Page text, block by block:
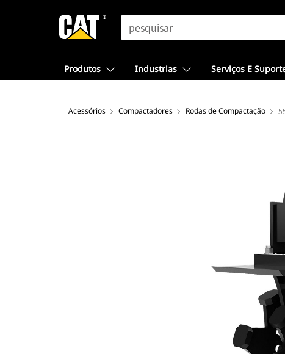
SEARCH
Produtos Industrias Serviços E
Acessórios Compactadores Rodas de Compactação